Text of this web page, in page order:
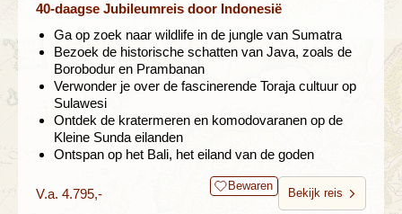
40-daagse Jubileumreis door Indonesië
Ga op zoek naar wildlife in de jungle van Sumatra
Bezoek de historische schatten van Java, zoals de
Borobodur en Prambanan
Verwonder je over de fascinerende Toraja cultuur op
Sulawesi
Ontdek de kratermeren en komodovaranen op de
Kleine Sunda eilanden
Ontspan op het Bali, het eiland van de goden
V.a. 4.795,- Bewaren
Bekijk reis